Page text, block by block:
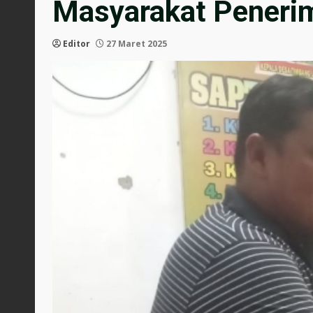
Masyarakat
Editor 27 Maret 2025